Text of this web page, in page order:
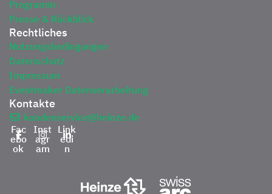
Programm
Presse & Rückblick
Rechtliches
Nutzungsbedingungen
Datenschutz
Impressum
Eventmaker Datenverarbeitung
Kontakte
kundenservice@heinze.de
Fac
ebo
ok
Inst
agr
am
Link
edi
n